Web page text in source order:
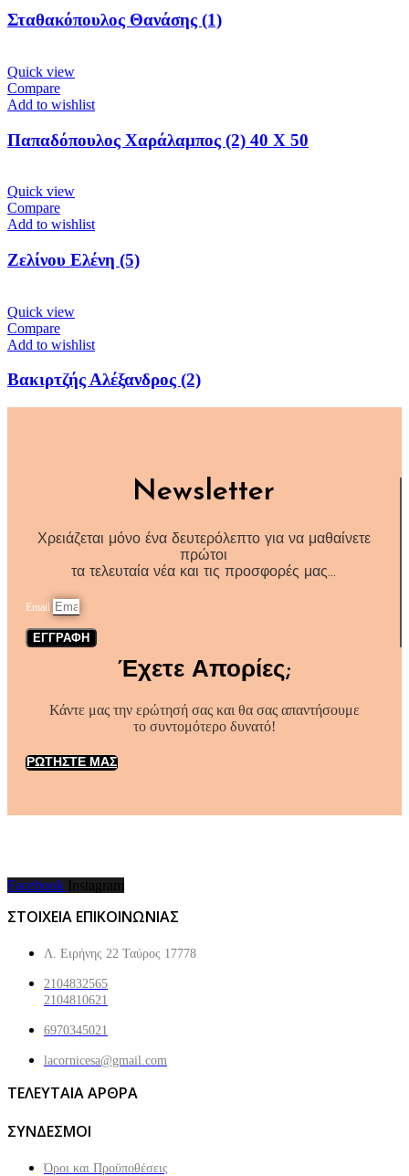
Σταθακόπουλος Θανάσης (1)
Quick view
Compare
Add to wishlist
Παπαδόπουλος Χαράλαμπος (2) 40 X 50
Quick view
Compare
Add to wishlist
Ζελίνου Ελένη (5)
Quick view
Compare
Add to wishlist
Βακιρτζής Αλέξανδρος (2)
Newsletter
Χρειάζεται μόνο ένα δευτερόλεπτο για να μαθαίνετε
πρώτοι
τα τελευταία νέα και τις προσφορές μας…
Email
ΕΓΓΡΑΦΗ
Έχετε Απορίες;
Κάντε μας την ερώτησή σας και θα σας απαντήσουμε
το συντομότερο δυνατό!
ΡΩΤΗΣΤΕ ΜΑΣ
Facebook Instagram
ΣΤΟΙΧΕΙΑ ΕΠΙΚΟΙΝΩΝΙΑΣ
Λ. Ειρήνης 22 Ταύρος 17778
2104832565
2104810621
6970345021
lacornicesa@gmail.com
ΤΕΛΕΥΤΑΙΑ ΑΡΘΡΑ
ΣΥΝΔΕΣΜΟΙ
Όροι και Προϋποθέσεις